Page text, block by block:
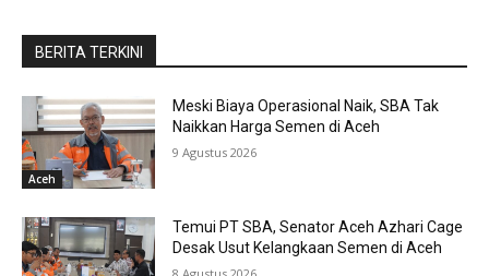
BERITA TERKINI
Aceh
Meski Biaya Operasional Naik, SBA Tak
Naikkan Harga Semen di Aceh
9 Agustus 2026
Temui PT SBA, Senator Aceh Azhari Cage
Desak Usut Kelangkaan Semen di Aceh